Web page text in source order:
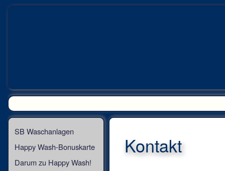
SB Waschanlagen
Happy Wash-Bonuskarte
Darum zu Happy Wash!
Kontakt